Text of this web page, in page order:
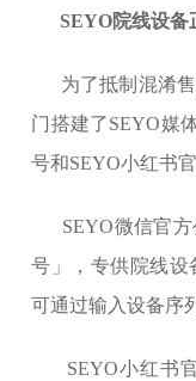
SEYO院线设备
为了抵制混淆
门搭建了SEYO媒
号和SEYO小红书官
SEYO微信官
号」，专供院线设
可通过输入设备序
SEYO小红书